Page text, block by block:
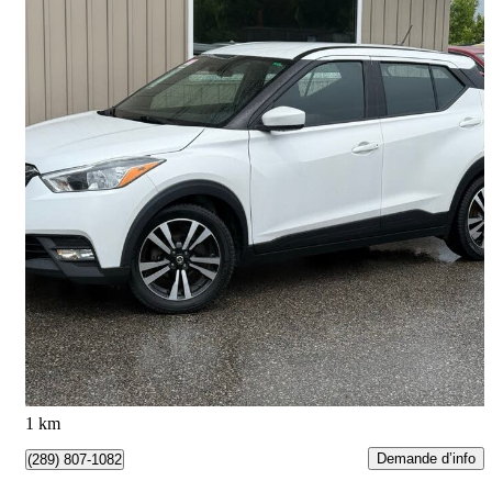
2019 Nissan Kicks
SV FWD203 000 km
8 990 $ Affaire formidable
158 $/mois env.
Barrie, ON
1 km
(289) 807-1082 Demande d’info